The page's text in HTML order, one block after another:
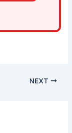
NEXT